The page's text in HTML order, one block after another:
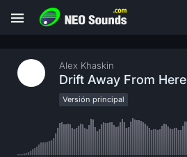
Alex Khaskin
Drift Away From Here
Versión principal